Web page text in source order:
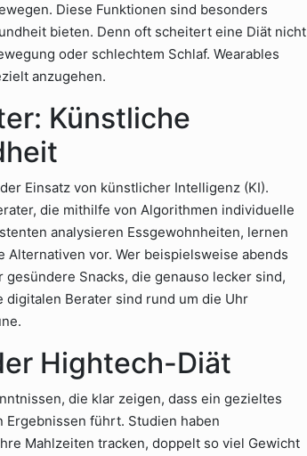
Diese Funktionen sind besonders
bieten. Denn oft scheitert eine Diät nicht
oder schlechtem Schlaf. Wearables
anzugehen.
Künstliche
Einsatz von künstlicher Intelligenz (KI).
die mithilfe von Algorithmen individuelle
analysieren Essgewohnheiten, lernen
Alternativen vor. Wer beispielsweise abends
Snacks, die genauso lecker sind,
digitalen Berater sind rund um die Uhr
Hightech-Diät
die klar zeigen, dass ein gezieltes
führt. Studien haben
Mahlzeiten tracken, doppelt so viel Gewicht